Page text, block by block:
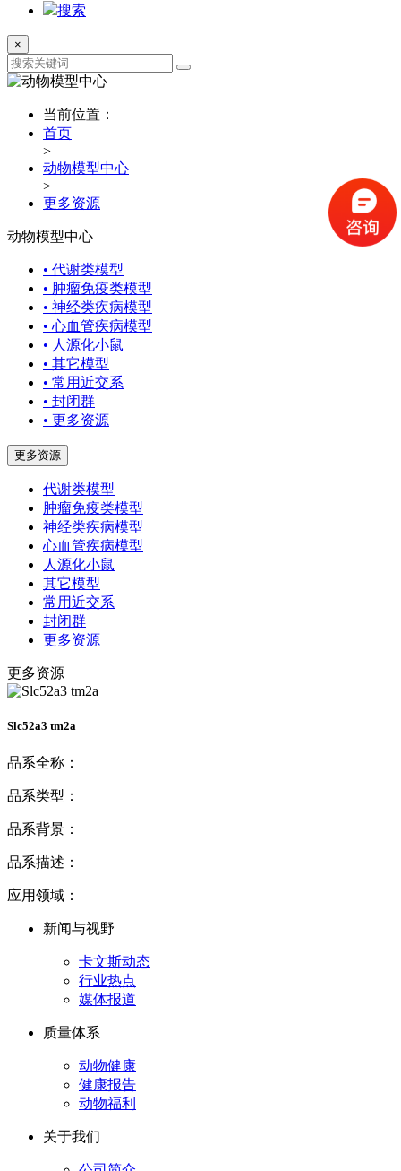
搜索
×
当前位置：
首页
>
动物模型中心
>
更多资源
动物模型中心
• 代谢类模型
• 肿瘤免疫类模型
• 神经类疾病模型
• 心血管疾病模型
• 人源化小鼠
• 其它模型
• 常用近交系
• 封闭群
• 更多资源
更多资源
代谢类模型
肿瘤免疫类模型
神经类疾病模型
心血管疾病模型
人源化小鼠
其它模型
常用近交系
封闭群
更多资源
更多资源
Slc52a3 tm2a
品系全称：
品系类型：
品系背景：
品系描述：
应用领域：
新闻与视野
卡文斯动态
行业热点
媒体报道
质量体系
动物健康
健康报告
动物福利
关于我们